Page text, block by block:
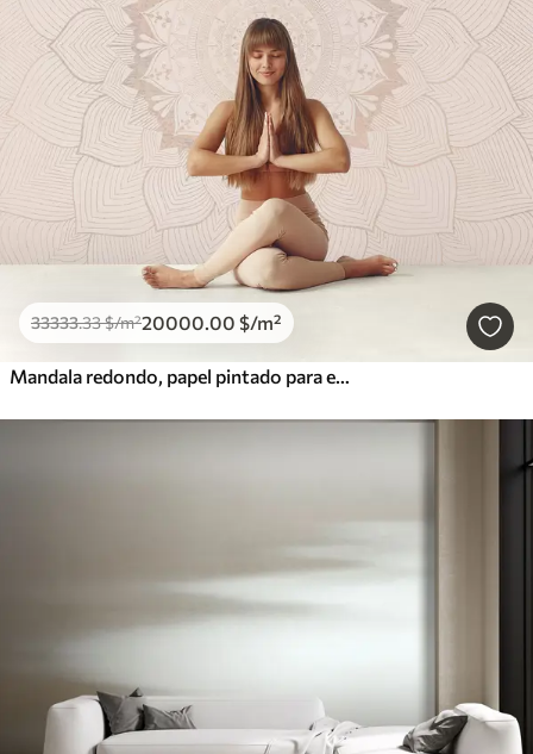
33333.33$/m²20000.00 $/m²
Mandala redondo, papel pintado para espacio de yoga o para armonizar el espacio personal. Mandala mural en cálidos colores pastel sobre fondo irregular texturizado